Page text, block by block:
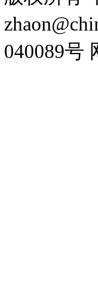
040089号